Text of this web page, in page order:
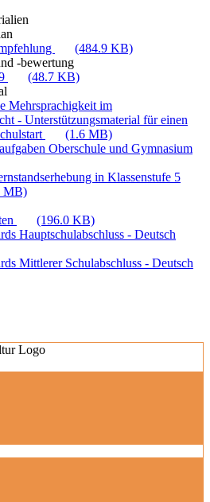
(484.9 KB)
-bewertung
(48.7 KB)
Mehrsprachigkeit im
- Unterstützungsmaterial für einen
(1.6 MB)
Oberschule und Gymnasium
in Klassenstufe 5
MB)
(196.0 KB)
Hauptschulabschluss - Deutsch
Mittlerer Schulabschluss - Deutsch